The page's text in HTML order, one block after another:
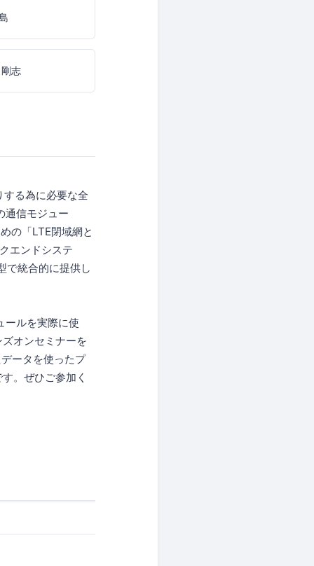
志
る為に必要な全
通信モジュー
の「LTE閉域網と
エンドシステ
で統合的に提供し
ールを実際に使
オンセミナーを
ータを使ったプ
。ぜひご参加く